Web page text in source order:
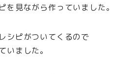
を見ながら作っていました。
シピがついてくるので
いました。